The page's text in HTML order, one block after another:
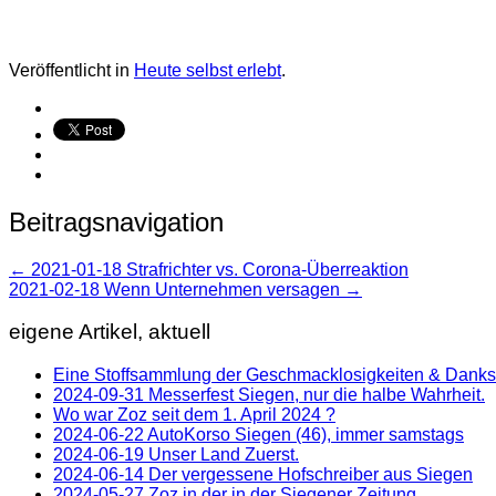
Veröffentlicht in Heute selbst erlebt.
Beitragsnavigation
← 2021-01-18 Strafrichter vs. Corona-Überreaktion
2021-02-18 Wenn Unternehmen versagen →
eigene Artikel, aktuell
Eine Stoffsammlung der Geschmacklosigkeiten &
2024-09-31 Messerfest Siegen, nur die halbe Wahrheit.
Wo war Zoz seit dem 1. April 2024 ?
2024-06-22 AutoKorso Siegen (46), immer samstags
2024-06-19 Unser Land Zuerst.
2024-06-14 Der vergessene Hofschreiber aus Siegen